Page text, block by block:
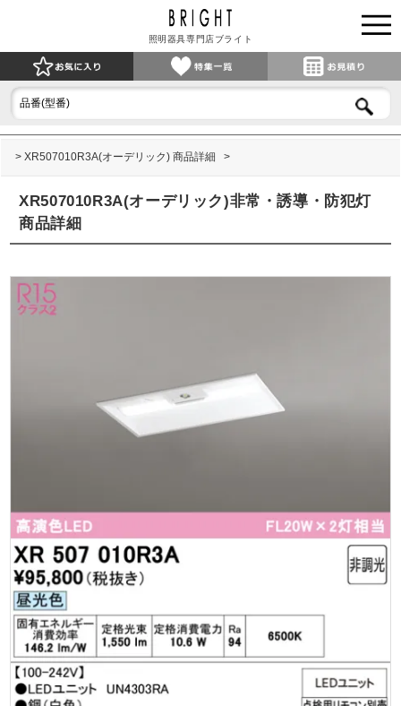
照明器具専門店ブライト
XR507010R3A(オーデリック) 商品詳細
XR507010R3A(オーデリック)非常・誘導・防犯灯
商品詳細